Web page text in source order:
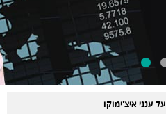
על ענני איצ'ימוקו